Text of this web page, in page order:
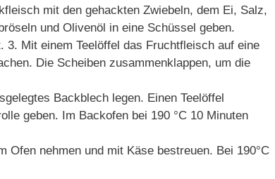
mit den gehackten Zwiebeln, dem Ei, Salz,
und Olivenöl in eine Schüssel geben.
Mit einem Teelöffel das Fruchtfleisch auf eine
Die Scheiben zusammenklappen, um die
Backblech legen. Einen Teelöffel
geben. Im Backofen bei 190 °C 10 Minuten
Ofen nehmen und mit Käse bestreuen. Bei 190°C